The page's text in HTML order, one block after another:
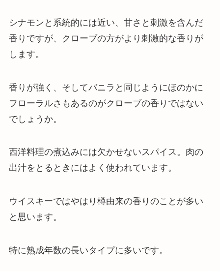
シナモンと系統的には近い、甘さと刺激を含んだ
香りですが、クローブの方がより刺激的な香りが
します。
香りが強く、そしてバニラと同じようにほのかに
フローラルさもあるのがクローブの香りではない
でしょうか。
西洋料理の煮込みには欠かせないスパイス。肉の
出汁をとるときにはよく使われています。
ウイスキーではやはり樽由来の香りのことが多い
と思います。
特に熟成年数の長いタイプに多いです。